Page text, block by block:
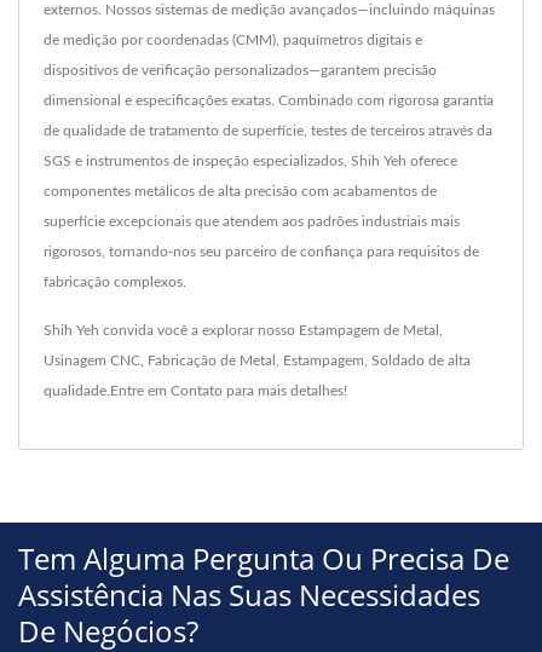
externos. Nossos sistemas de medição avançados—incluindo máquinas
de medição por coordenadas (CMM), paquímetros digitais e
dispositivos de verificação personalizados—garantem precisão
dimensional e especificações exatas. Combinado com rigorosa garantia
de qualidade de tratamento de superfície, testes de terceiros através da
SGS e instrumentos de inspeção especializados, Shih Yeh oferece
componentes metálicos de alta precisão com acabamentos de
superfície excepcionais que atendem aos padrões industriais mais
rigorosos, tornando-nos seu parceiro de confiança para requisitos de
fabricação complexos.
Shih Yeh convida você a explorar nosso Estampagem de Metal
Usinagem CNC Fabricação de Metal Estampagem Soldado de alta
qualidade. Entre em Contato para mais detalhes!
Tem Alguma Pergunta Ou Precisa De
Assistência Nas Suas Necessidades
De Negócios?